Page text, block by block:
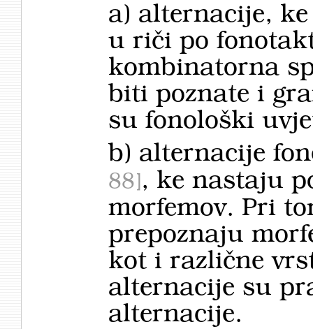
a) alternacije,
u riči po
kombinatorna
biti poznate i
su fonološki
b) alternacije
88 , ke nastaju
morfemov. Pri
prepoznaju
kot i različne
alternacije su
alternacije.